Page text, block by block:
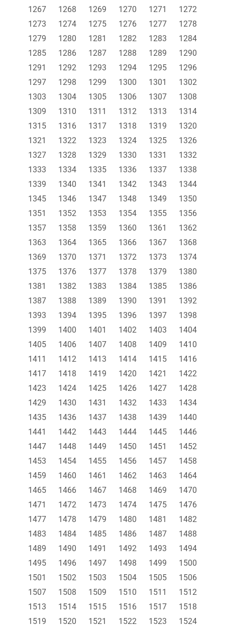
1267
1268 1269 1270 1271
1272
1273
1274 1275 1276 1277
1278
1279
1280 1281 1282 1283
1284
1285
1286 1287 1288 1289
1290
1291
1292 1293 1294 1295
1296
1297
1298 1299 1300 1301
1302
1303
1304 1305 1306 1307
1308
1309
1310 1311 1312 1313
1314
1315
1316 1317 1318 1319
1320
1321
1322 1323 1324 1325
1326
1327
1328 1329 1330 1331
1332
1333
1334 1335 1336 1337
1338
1339
1340 1341 1342 1343
1344
1345
1346 1347 1348 1349
1350
1351
1352 1353 1354 1355
1356
1357
1358 1359 1360 1361
1362
1363
1364 1365 1366 1367
1368
1369
1370 1371 1372 1373
1374
1375
1376 1377 1378 1379
1380
1381
1382 1383 1384 1385
1386
1387
1388 1389 1390 1391
1392
1393
1394 1395 1396 1397
1398
1399
1400 1401 1402 1403
1404
1405
1406 1407 1408 1409
1410
1411
1412 1413 1414 1415
1416
1417
1418 1419 1420 1421
1422
1423
1424 1425 1426 1427
1428
1429
1430 1431 1432 1433
1434
1435
1436 1437 1438 1439
1440
1441
1442 1443 1444 1445
1446
1447
1448 1449 1450 1451
1452
1453
1454 1455 1456 1457
1458
1459
1460 1461 1462 1463
1464
1465
1466 1467 1468 1469
1470
1471
1472 1473 1474 1475
1476
1477
1478 1479 1480 1481
1482
1483
1484 1485 1486 1487
1488
1489
1490 1491 1492 1493
1494
1495
1496 1497 1498 1499
1500
1501
1502 1503 1504 1505
1506
1507
1508 1509 1510 1511
1512
1513
1514 1515 1516 1517
1518
1519
1520 1521 1522 1523
1524